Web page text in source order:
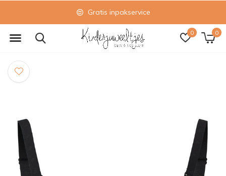
0 0
Gratis inpakservice